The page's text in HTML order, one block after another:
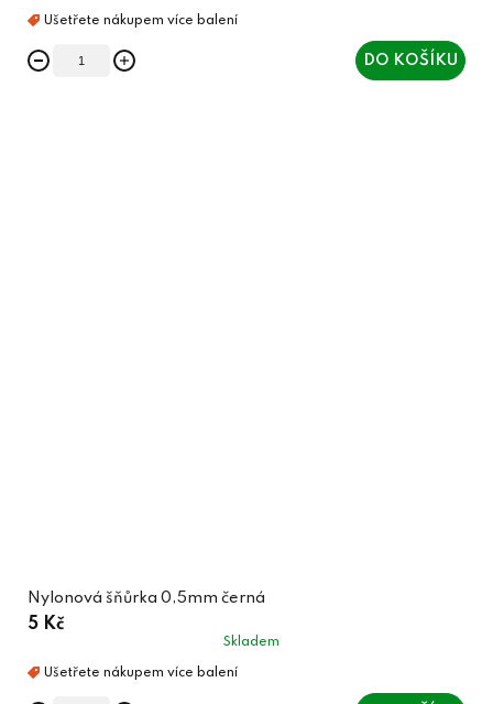
DO KOŠÍKU
Nylonová šňůrka 0,5mm černá
5 Kč
Skladem